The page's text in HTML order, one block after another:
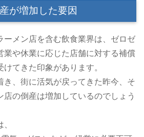
が増加した要因
ーメン店を含む飲食業界は、ゼロゼ
業や休業に応じた店舗に対する補償
てきた印象があります。
き、街に活気が戻ってきた昨今、そ
店の倒産は増加しているのでしょう